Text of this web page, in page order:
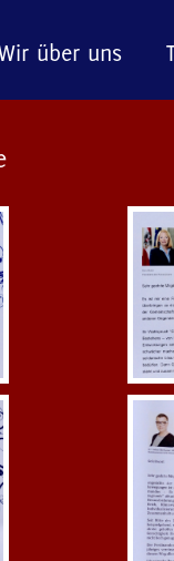
über uns